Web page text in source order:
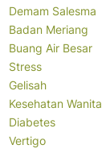
Demam Salesma
Badan Meriang
Buang Air Besar
Stress
Gelisah
Kesehatan Wanita
Diabetes
Vertigo